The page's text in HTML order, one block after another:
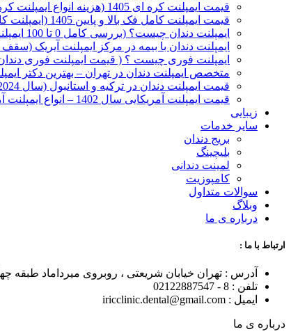
قیمت ایمپلنت کره ای‌ 1405 (هزینه انواع ایمپلنت کره‌ای با‌روکش)
قیمت ایمپلنت کامل فک بالا و پایین 1405 (ایمپلنت کامل دهان)
ایمپلنت دندان چیست؟ (بررسی کامل 0 تا 100 ایمپلنت)
ایمپلنت دندان با بیمه در مرکز ایمپلنت آیریک
ایمپلنت فوری چیست ؟ ( قیمت ایمپلنت فوری
متخصص ایمپلنت دندان در تهران – بهترین دکتر
قیمت ایمپلنت دندان در ترکیه و استانبول (سال 2024)
قیمت ایمپلنت آمریکایی سال 1402 – انواع ایمپلنت آمریکایی
زیبایی
سایر خدمات
بریج دندان
بلیچینگ
لمینت دندانی
کامپوزیت
سوالات متداول
وبلاگ
درباره ی ما
ارتباط با ما :
آدرس : تهران خیابان شریعتی ، روبروی میرداماد طبقه
تلفن : 8 - 02122887547
ایمیل : iricclinic.dental@gmail.com
درباره ی ما